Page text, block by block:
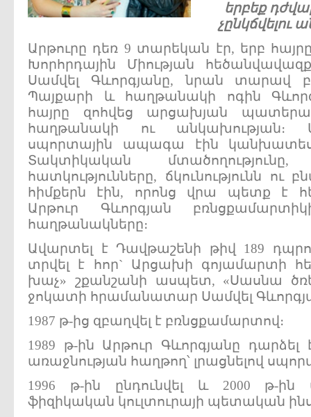
երբեք
չընկճվելու
Արթուրը դեռ 9 տարեկան էր, երբ
Խորհրդային Միության
Սամվել Գևորգյանը, նրան տարավ
Պայքարի և հաղթանակի ոգին
հայրը զոհվեց արցախյան
հաղթանակի ու անկախության։
սպորտային ապագա էին
Տակտիկական
հատկությունները, ճկունությունն
հիմքերն էին, որոնց վրա պետք է
Արթուր Գևորգյան
հաղթանակները։
Ավարտել է Դավթաշենի թիվ 189
տրվել է հոր` Արցախի գոյամարտի
խաչ» շքանշանի ասպետ, «Սասնա
ջոկատի հրամանատար Սամվել
1987 թ-ից զբաղվել է բռնցքամարտով։
1989 թ-ին Արթուր Գևորգյանը
առաջնության հաղթող՝ լրացնելով
1996 թ-ին ընդունվել և 2000 թ-
ֆիզիկական կուլտուրայի պետական